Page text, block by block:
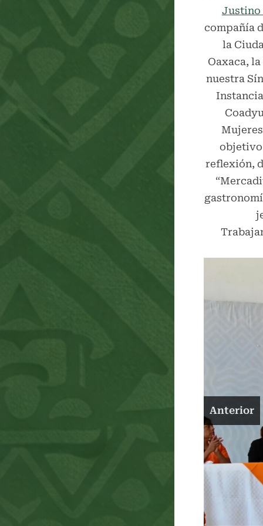
Justino
compañía
la
Oaxaca,
nuestra
objetivo
reflexión,
Anterior